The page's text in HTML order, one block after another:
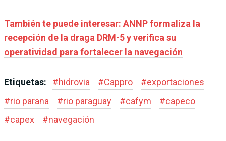
También te puede interesar: ANNP formaliza la
recepción de la draga DRM-5 y verifica su
operatividad para fortalecer la navegación
Etiquetas: #hidrovia #Cappro #exportaciones
#rio parana #rio paraguay #cafym #capeco
#capex #navegación